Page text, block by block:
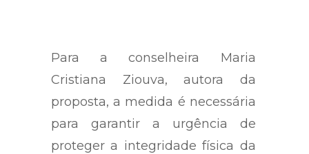
Para a conselheira Maria
Cristiana Ziouva, autora da
proposta, a medida é necessária
para garantir a urgência de
proteger a integridade física da